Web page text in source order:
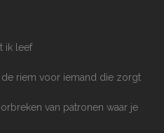
ik leef
riem voor iemand die zorgt
van patronen waar je